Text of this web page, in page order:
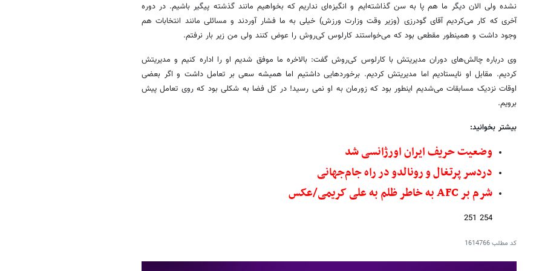
نشده ولی الان دیگر ما هم پا به سن گذاشته‌ایم و انگیزه‌ای نداریم که بخواهیم مانند گذشته پیگیر باشیم. در دوره
آخری که کار می‌کردیم آقای گودرزی (وزیر وقت وزارت ورزش) خیلی به ما فشار آوردند و مسائلی مانند انتخابات هم
وجود داشت و همینطور مقطعی بود که می‌خواستند کارلوس کی‌روش را عوض کنند ولی من زیر بار نرفتم.
وی درباره چالش‌های دوران مدیریتش با کارلوس کی‌روش گفت: بالاخره ما موفق شدیم او را اداره کنیم و مدیریتش
کردیم. مقابل او نایستادیم اما مدیریتش کردیم. برخوردهایی داشتیم اما همیشه سعی بر تعامل داشت و اگر بعضی
اوقات نزدیک مسابقات می‌شدیم اینطور بود که زورمان به او نمی رسید! در کل فضا به شکلی بود که روی تعامل پیش
برویم.
بیشتر بخوانید:
وضعیت حریف ایران اورژانسی شد
دردسر پرتغال و رونالدو در راه جام‌جهانی
شرم بر AFC به خاطر ظلم به علی کریمی/عکس
254 251
کد مطلب1614766